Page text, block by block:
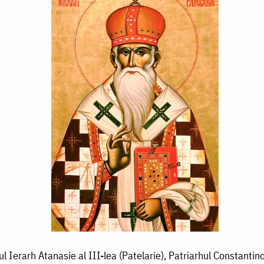
Ierarh Atanasie al III-lea (Patelarie), Patriarhul